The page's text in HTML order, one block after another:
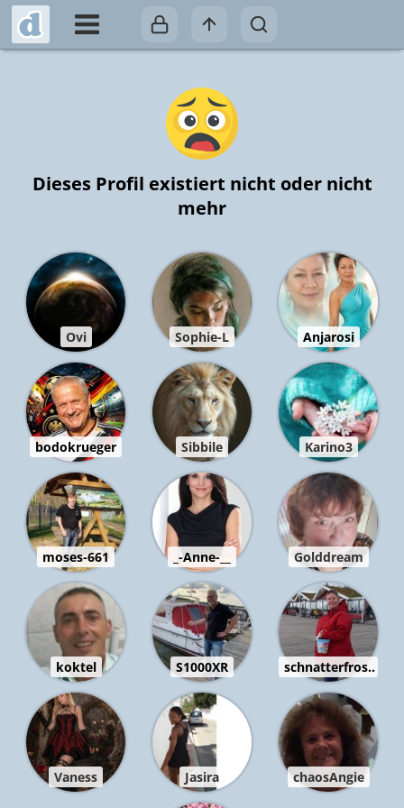
Dieses Profil existiert nicht oder nicht
mehr
Ovi Sophie-L Anjarosi
bodokrueger Sibbile Karino3
moses-661 _-Anne-__ Golddream
koktel S1000XR schnatterfros..
Vaness Jasira chaosAngie